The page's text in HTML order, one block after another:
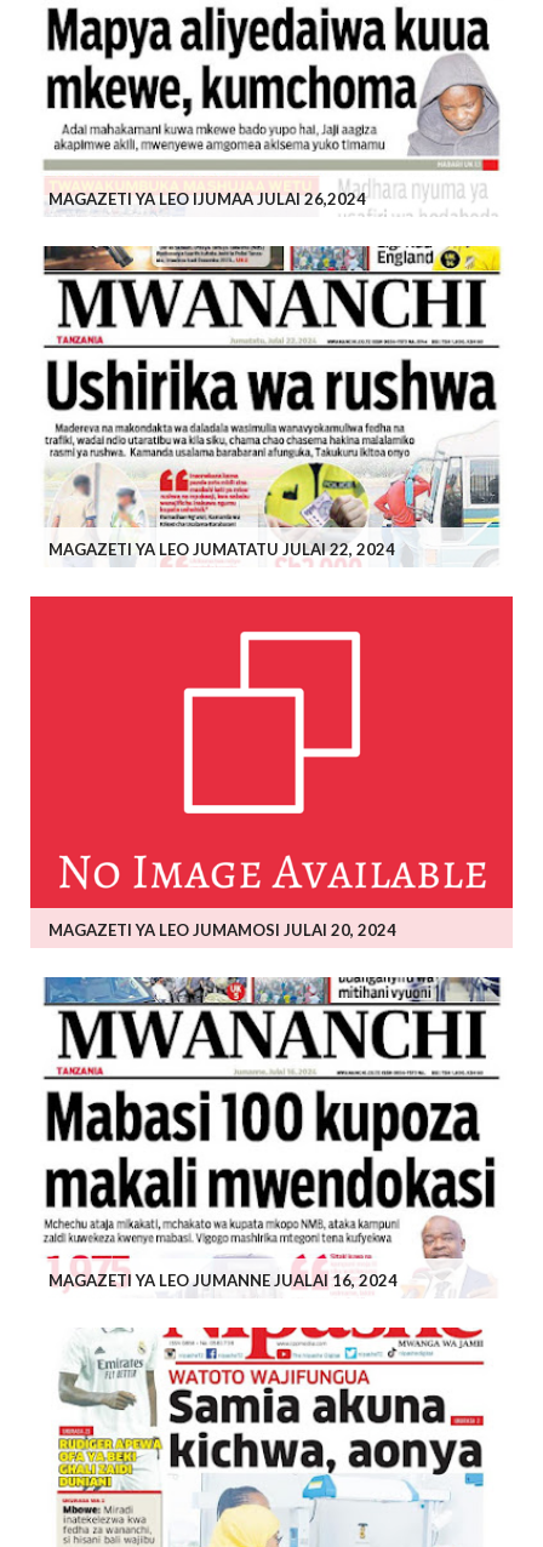
MAGAZETI YA LEO IJUMAA JULAI 26,2024
MAGAZETI YA LEO JUMATATU JULAI 22, 2024
MAGAZETI YA LEO JUMAMOSI JULAI 20, 2024
MAGAZETI YA LEO JUMANNE JUALAI 16, 2024